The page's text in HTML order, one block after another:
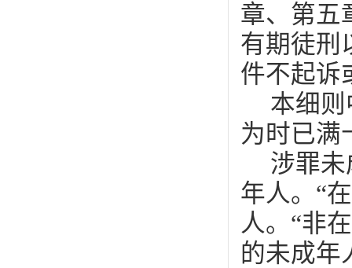
章、第五
有期徒刑
件不起诉
本细
为时已满
涉罪
年人。“
人。“非
的未成年